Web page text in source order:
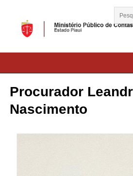
Procurador
Nascimento